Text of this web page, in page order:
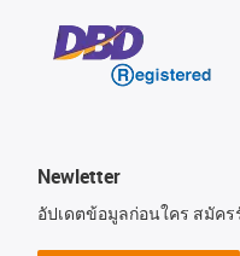
Newletter
อัปเดตข้อมูลก่อนใคร สมัค